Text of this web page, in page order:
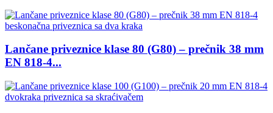
Lančane priveznice klase 80 (G80) – prečnik 38 mm
EN 818-4...